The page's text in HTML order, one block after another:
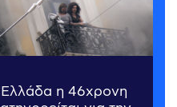
Ελλάδα η 46χρονη